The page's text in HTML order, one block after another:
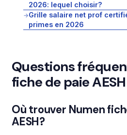
2026: lequel choisir?
→Grille salaire net prof
primes en 2026
Questions
fiche de paie
Où trouver Numen
AESH?